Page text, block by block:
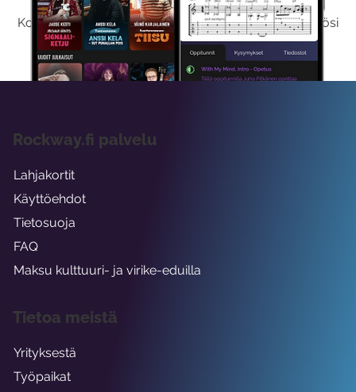
Kokeilemalla ilmaiseksi saat koko sisältömme käyttöösi
viikon ajaksi.
Rockway.fi palvelu
Lahjakortit
Käyttöehdot
Tietosuoja
FAQ
Maksu kulttuuri- ja virike-eduilla
Tietoa meistä
Yrityksestä
Työpaikat